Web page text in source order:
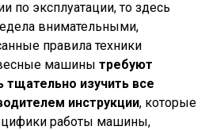
по эксплуатации, то здесь
внимательными,
правила техники
машинытребуют
тщательно изучить все
инструкции, которые
работы машины,